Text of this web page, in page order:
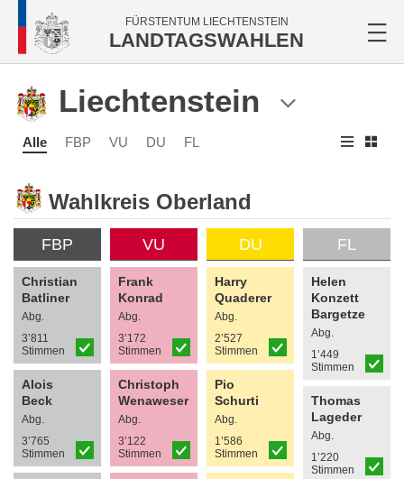
FÜRSTENTUM LIECHTENSTEIN
LANDTAGSWAHLEN
Liechtenstein
Alle FBP VU DU FL
Wahlkreis Oberland
FBP
Christian
Batliner
Abg.
3’811
Stimmen
Alois
Beck
Abg.
3’765
Stimmen
VU
Frank
Konrad
Abg.
3’172
Stimmen
Christoph
Wenaweser
Abg.
3’122
Stimmen
DU
Harry
Quaderer
Abg.
2’527
Stimmen
Pio
Schurti
Abg.
1’586
Stimmen
FL
Helen
Konzett
Bargetze
Abg.
1’449
Stimmen
Thomas
Lageder
Abg.
1’220
Stimmen